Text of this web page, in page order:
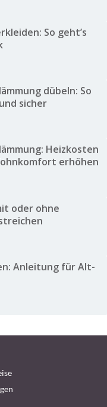
So geht’s
dübeln: So
sicher
Heizkosten
erhöhen
oder ohne
Anleitung für Alt-